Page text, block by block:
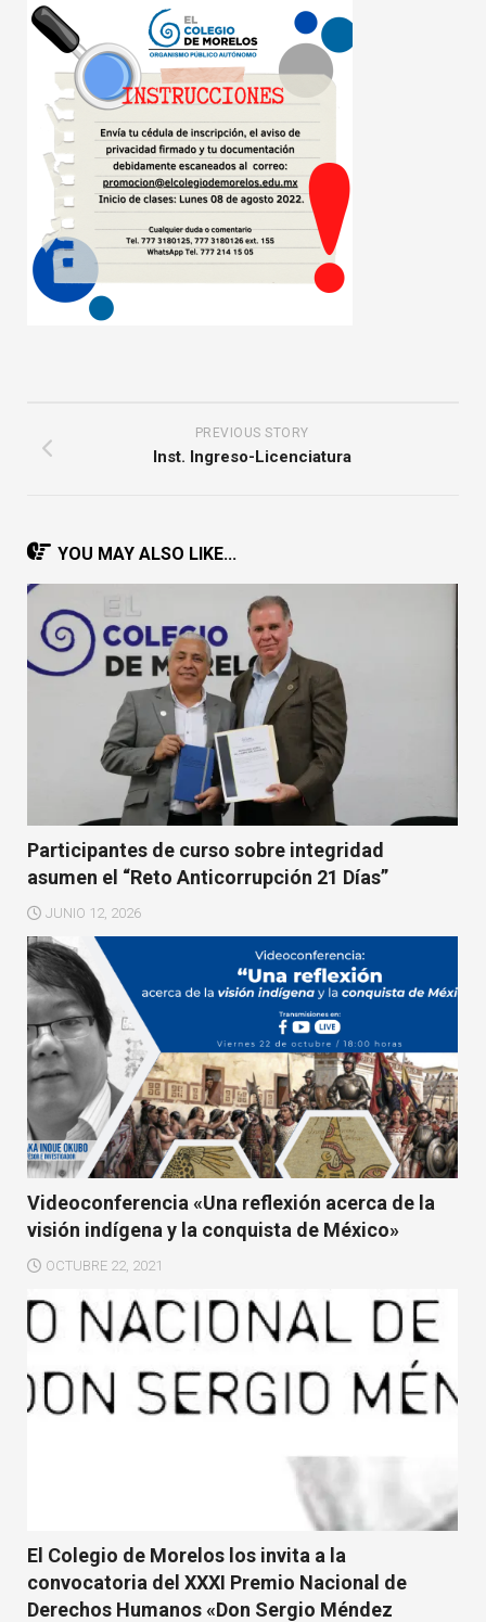
PREVIOUS STORY
Inst. Ingreso-Licenciatura
YOU MAY ALSO LIKE...
Participantes de curso sobre integridad
asumen el “Reto Anticorrupción 21 Días”
JUNIO 12, 2026
Videoconferencia «Una reflexión acerca de la
visión indígena y la conquista de México»
OCTUBRE 22, 2021
El Colegio de Morelos los invita a la
convocatoria del XXXI Premio Nacional de
Derechos Humanos «Don Sergio Méndez